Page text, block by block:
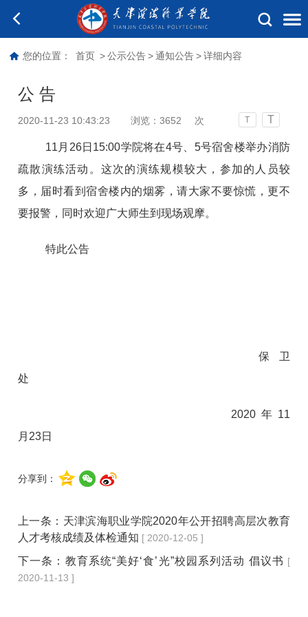
您的位置： 首页 > 公示公告 > 通知公告 > 详细内容
公 告
2020-11-23 10:43:23 浏览：3652 次 T T
11月26日15:00学院将在4号、5号宿舍楼举办消防
疏散演练活动。这次的演练规模较大，参加的人员较
多，届时看到宿舍楼内的烟雾，请大家不要惊慌，更不
要报警，同时欢迎广大师生到现场观摩。
特此公告
保卫
处
2020年11
月23日
分享到：
上一条： 天津滨海职业学院2020年公开招聘高层次教育
人才考核成绩及体检通知 [ 2020-12-05 ]
下一条： 教育系统“美好‘食’光”校园系列活动 倡议书 [
2020-11-13 ]